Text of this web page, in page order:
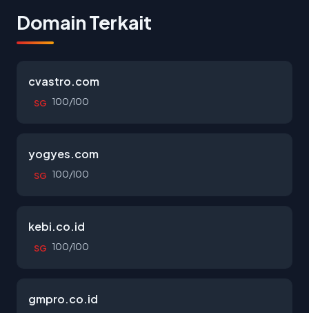
Domain Terkait
cvastro.com
SG 100/100
yogyes.com
SG 100/100
kebi.co.id
SG 100/100
gmpro.co.id